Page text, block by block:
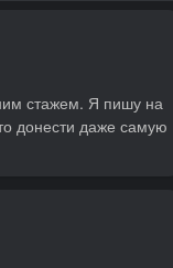
стажем. Я пишу на
донести даже самую